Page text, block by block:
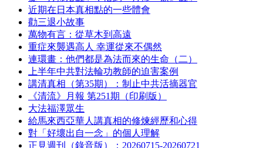
近期在日本真相點的一些體會
勸三退小故事
萬物有言：從草木到高遠
重症來襲遇高人 幸運從來不偶然
連環畫：他們都是為法而來的生命（二）
上半年中共對法輪功教師的迫害案例
講清真相（第35期）：制止中共活摘器官
《清流》月報 第251期（印刷版）
大法福澤眾生
給馬來西亞華人講真相的修煉經歷和心得
對「好壞出自一念」的個人理解
正見週刊（錄音版）：20260715-20260721